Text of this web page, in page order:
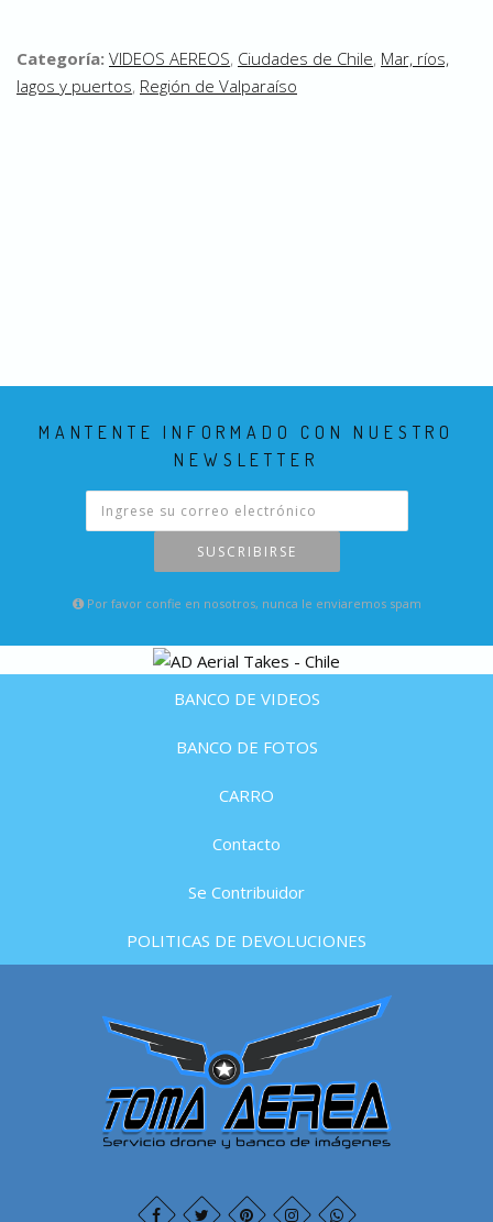
Categoría: VIDEOS AEREOS, Ciudades de Chile, Mar, ríos,
lagos y puertos, Región de Valparaíso
MANTENTE INFORMADO CON NUESTRO
NEWSLETTER
SUSCRIBIRSE
Por favor confie en nosotros, nunca le enviaremos spam
BANCO DE VIDEOS
BANCO DE FOTOS
CARRO
Contacto
Se Contribuidor
POLITICAS DE DEVOLUCIONES